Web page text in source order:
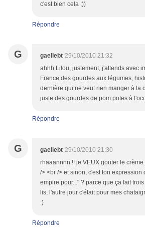
c'est bien cela ;))
Répondre
G gaellebt 29/10/2010 21:32
ahhh Lilou, justement, j'attends avec
France des gourdes aux légumes,
dernière qui ne veut rien manger à la
juste des gourdes de pom potes à
Répondre
G gaellebt 29/10/2010 21:30
rhaaannnn !! je VEUX gouter le
/> <br /> et sinon, c'est ton expression
empire pour..." ? parce que ça fait
lis, l'autre jour c'était pour mes
:)
Répondre